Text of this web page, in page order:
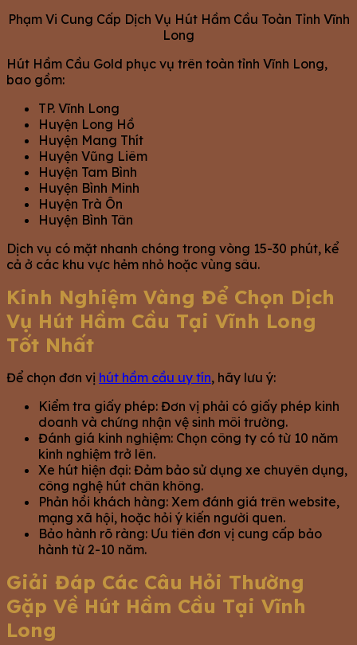
Phạm Vi Cung Cấp Dịch Vụ Hút Hầm Cầu Toàn Tỉnh Vĩnh
Long
Hút Hầm Cầu Gold phục vụ trên toàn tỉnh Vĩnh Long,
bao gồm:
TP. Vĩnh Long
Huyện Long Hồ
Huyện Mang Thít
Huyện Vũng Liêm
Huyện Tam Bình
Huyện Bình Minh
Huyện Trà Ôn
Huyện Bình Tân
Dịch vụ có mặt nhanh chóng trong vòng 15-30 phút, kể
cả ở các khu vực hẻm nhỏ hoặc vùng sâu.
Kinh Nghiệm Vàng Để Chọn Dịch
Vụ Hút Hầm Cầu Tại Vĩnh Long
Tốt Nhất
Để chọn đơn vị hút hầm cầu uy tín, hãy lưu ý:
Kiểm tra giấy phép: Đơn vị phải có giấy phép kinh
doanh và chứng nhận vệ sinh môi trường.
Đánh giá kinh nghiệm: Chọn công ty có từ 10 năm
kinh nghiệm trở lên.
Xe hút hiện đại: Đảm bảo sử dụng xe chuyên dụng,
công nghệ hút chân không.
Phản hồi khách hàng: Xem đánh giá trên website,
mạng xã hội, hoặc hỏi ý kiến người quen.
Bảo hành rõ ràng: Ưu tiên đơn vị cung cấp bảo
hành từ 2-10 năm.
Giải Đáp Các Câu Hỏi Thường
Gặp Về Hút Hầm Cầu Tại Vĩnh
Long